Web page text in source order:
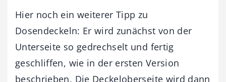
Hier noch ein weiterer Tipp zu
Dosendeckeln: Er wird zunächst von der
Unterseite so ­gedrechselt und fertig
geschliffen, wie in der ersten Version
beschrieben. Die Deckelober­seite wird dann